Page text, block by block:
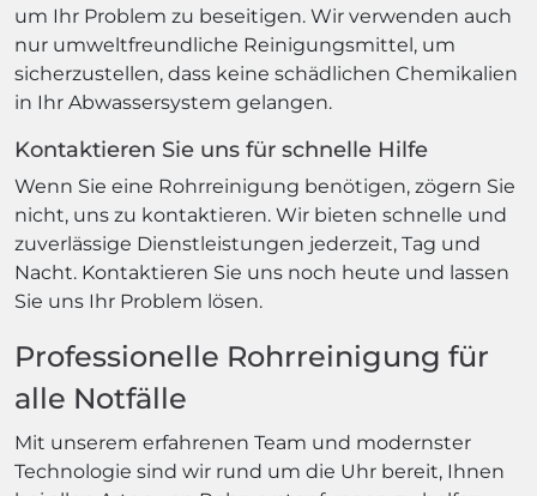
um Ihr Problem zu beseitigen. Wir verwenden auch
nur umweltfreundliche Reinigungsmittel, um
sicherzustellen, dass keine schädlichen Chemikalien
in Ihr Abwassersystem gelangen.
Kontaktieren Sie uns für schnelle Hilfe
Wenn Sie eine Rohrreinigung benötigen, zögern Sie
nicht, uns zu kontaktieren. Wir bieten schnelle und
zuverlässige Dienstleistungen jederzeit, Tag und
Nacht. Kontaktieren Sie uns noch heute und lassen
Sie uns Ihr Problem lösen.
Professionelle Rohrreinigung für
alle Notfälle
Mit unserem erfahrenen Team und modernster
Technologie sind wir rund um die Uhr bereit, Ihnen